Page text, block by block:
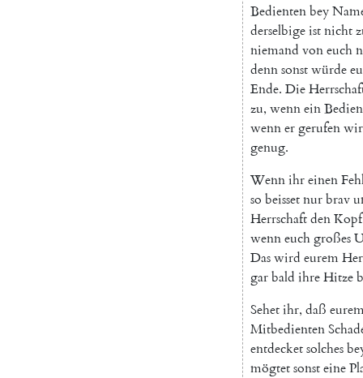
Bedientenbey
derselbigeistnicht
niemand voneuch
dennsonstwürde
Ende. Die
zu, wennein
wennergerufen
genug.
Wennihreinen
so beissetnurbrav
HerrschaftdenKopf
wenneuchgroßes
Daswird eurem
garbald ihreHitze
Sehetihr, daß
Mitbedienten
entdecketsolches
mögtetsonsteine